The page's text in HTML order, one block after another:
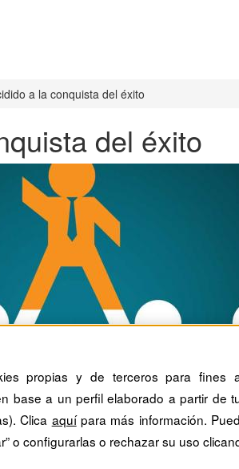
a la conquista del éxito
del éxito
propias y de terceros para fines
base a un perfil elaborado a partir de
Clica aquípara más información.
o configurarlas o rechazar su uso